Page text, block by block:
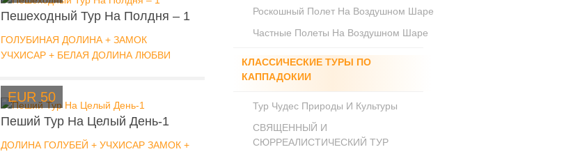
Пешеходный Тур На Полдня – 1
ГОЛУБИНАЯ ДОЛИНА + ЗАМОК
УЧХИСАР + БЕЛАЯ ДОЛИНА ЛЮБВИ
EUR 50
Пеший Тур На Целый День-1
ДОЛИНА ГОЛУБЕЙ + УЧХИСАР ЗАМОК +
Роскошный Полет На Воздушном Шаре
Частные Полеты На Воздушном Шаре
КЛАССИЧЕСКИЕ ТУРЫ ПО
КАППАДОКИИ
Тур Чудес Природы И Культуры
СВЯЩЕННЫЙ И
СЮРРЕАЛИСТИЧЕСКИЙ ТУР